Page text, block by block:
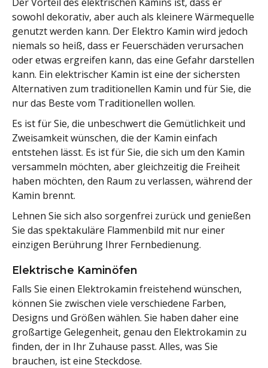
sowohl dekorativ, aber auch als kleinere Wärmequelle
genutzt werden kann. Der Elektro Kamin wird jedoch
niemals so heiß, dass er Feuerschäden verursachen
oder etwas ergreifen kann, das eine Gefahr darstellen
kann. Ein elektrischer Kamin ist eine der sichersten
Alternativen zum traditionellen Kamin und für Sie, die
nur das Beste vom Traditionellen wollen.
Es ist für Sie, die unbeschwert die Gemütlichkeit und
Zweisamkeit wünschen, die der Kamin einfach
entstehen lässt. Es ist für Sie, die sich um den Kamin
versammeln möchten, aber gleichzeitig die Freiheit
haben möchten, den Raum zu verlassen, während der
Kamin brennt.
Lehnen Sie sich also sorgenfrei zurück und genießen
Sie das spektakuläre Flammenbild mit nur einer
einzigen Berührung Ihrer Fernbedienung.
Elektrische Kaminöfen
Falls Sie einen Elektrokamin freistehend wünschen,
können Sie zwischen viele verschiedene Farben,
Designs und Größen wählen. Sie haben daher eine
großartige Gelegenheit, genau den Elektrokamin zu
finden, der in Ihr Zuhause passt. Alles, was Sie
brauchen, ist eine Steckdose.